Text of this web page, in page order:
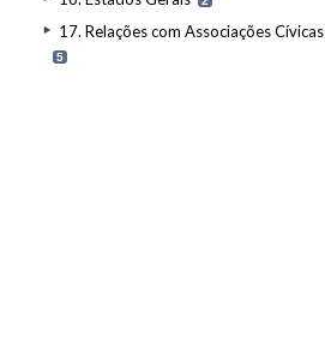
17. Relações com Associações Cívicas
5